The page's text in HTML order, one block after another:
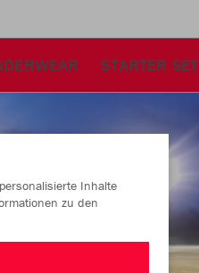
STARTER SET
Inhalte
zu den